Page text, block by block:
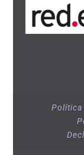
Política